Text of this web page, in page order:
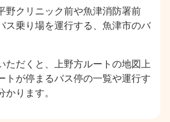
野クリニック前や魚津消防署前
ス乗り場を運行する、魚津市のバ
ただくと、上野方ルートの地図上
トが停まるバス停の一覧や運行す
ります。